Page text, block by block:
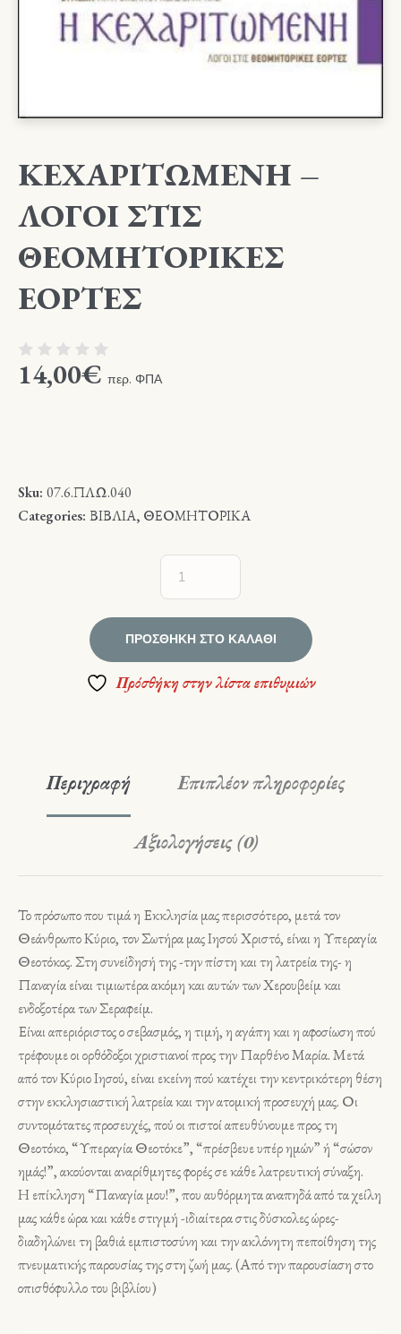
ΚΕΧΑΡΙΤΩΜΕΝΗ –
ΛΟΓΟΙ ΣΤΙΣ
ΘΕΟΜΗΤΟΡΙΚΕΣ
ΕΟΡΤΕΣ
14,00€ περ. ΦΠΑ
Sku: 07.6.ΠΛΩ.040
Categories: ΒΙΒΛΙΑ, ΘΕΟΜΗΤΟΡΙΚΑ
ΠΡΟΣΘΉΚΗ ΣΤΟ ΚΑΛΆΘΙ
Πρόσθήκη στην λίστα επιθυμιών
Περιγραφή Επιπλέον πληροφορίες
Αξιολογήσεις (0)
Το πρόσωπο που τιμά η Εκκλησία μας περισσότερο, μετά τον
Θεάνθρωπο Κύριο, τον Σωτήρα μας Ιησού Χριστό, είναι η Υπεραγία
Θεοτόκος. Στη συνείδησή της -την πίστη και τη λατρεία της- η
Παναγία είναι τιμιωτέρα ακόμη και αυτών των Χερουβείμ και
ενδοξοτέρα των Σεραφείμ.
Είναι απεριόριστος ο σεβασμός, η τιμή, η αγάπη και η αφοσίωση πού
τρέφουμε οι ορθόδοξοι χριστιανοί προς την Παρθένο Μαρία. Μετά
από τον Κύριο Ιησού, είναι εκείνη πού κατέχει την κεντρικότερη θέση
στην εκκλησιαστική λατρεία και την ατομική προσευχή μας. Οι
συντομότατες προσευχές, πού οι πιστοί απευθύνουμε προς τη
Θεοτόκο, “Υπεραγία Θεοτόκε”, “πρέσβευε υπέρ ημών” ή “σώσον
ημάς!”, ακούονται αναρίθμητες φορές σε κάθε λατρευτική σύναξη.
Η επίκληση “Παναγία μου!”, που αυθόρμητα αναπηδά από τα χείλη
μας κάθε ώρα και κάθε στιγμή -ιδιαίτερα στις δύσκολες ώρες-
διαδηλώνει τη βαθιά εμπιστοσύνη και την ακλόνητη πεποίθηση της
πνευματικής παρουσίας της στη ζωή μας. (Από την παρουσίαση στο
οπισθόφυλλο του βιβλίου)